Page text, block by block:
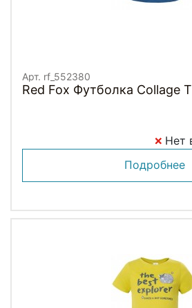
Арт. rf_552380
Red Fox Футболка Collage
Нет
Подробнее